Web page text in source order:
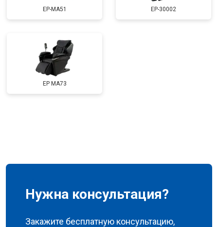
Ремонт сканера от 4800 ₽ Заказать
Ремонт купюроприемника
Замена сетевого трансформатора
Ремонт микро-лифта
EP-MA51 EP-30002
EP MA73
Нужна консультация?
Закажите бесплатную консультацию,